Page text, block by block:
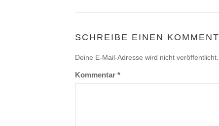
SCHREIBE EINEN
Deine E-Mail-Adresse wird nicht veröffentlicht.
Kommentar *